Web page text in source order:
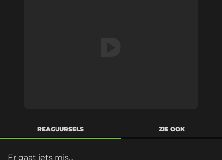
REAGUURSELS ZIE OOK
Er gaat iets mis...